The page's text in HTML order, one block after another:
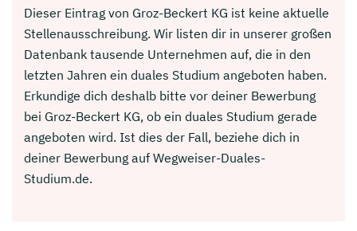
Dieser Eintrag von Groz-Beckert KG ist keine aktuelle
Stellenausschreibung. Wir listen dir in unserer großen
Datenbank tausende Unternehmen auf, die in den
letzten Jahren ein duales Studium angeboten haben.
Erkundige dich deshalb bitte vor deiner Bewerbung
bei Groz-Beckert KG, ob ein duales Studium gerade
angeboten wird. Ist dies der Fall, beziehe dich in
deiner Bewerbung auf Wegweiser-Duales-
Studium.de.